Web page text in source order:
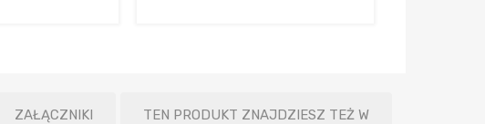
ZAŁĄCZNIKI TEN PRODUKT ZNAJDZIESZ TEŻ W